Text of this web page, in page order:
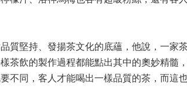
質堅持、發揚茶文化的底蘊，他說，一家
茶飲的製作過程都能點出其中的奧妙精髓
不同，客人才能喝出一樣品質的茶，而這